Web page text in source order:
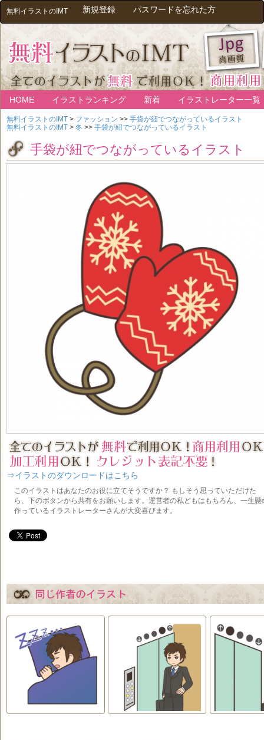
無料イラストのIMT 新規登録 パスワードを忘れた方
HOME イラストランキング 新着 イラストレーター一覧
無料イラストのIMT > ファッション >> 手袋が紐でつながっているイラスト
無料イラストのIMT > 冬 >> 手袋が紐でつながっているイラスト
手袋が紐でつながっているイラスト
⇒イラストのダウンロードはこちら